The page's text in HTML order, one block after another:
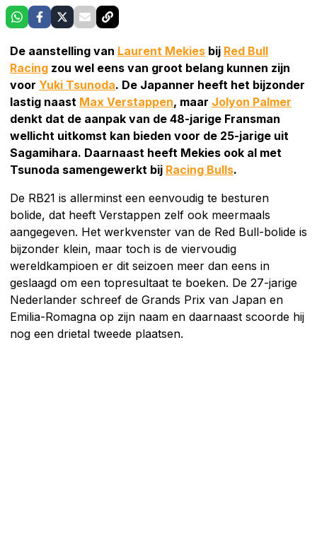
De aanstelling van Laurent Mekies bij Red Bull
Racing zou wel eens van groot belang kunnen zijn
voor Yuki Tsunoda. De Japanner heeft het bijzonder
lastig naast Max Verstappen, maar Jolyon Palmer
denkt dat de aanpak van de 48-jarige Fransman
wellicht uitkomst kan bieden voor de 25-jarige uit
Sagamihara. Daarnaast heeft Mekies ook al met
Tsunoda samengewerkt bij Racing Bulls.
De RB21 is allerminst een eenvoudig te besturen
bolide, dat heeft Verstappen zelf ook meermaals
aangegeven. Het werkvenster van de Red Bull-bolide is
bijzonder klein, maar toch is de viervoudig
wereldkampioen er dit seizoen meer dan eens in
geslaagd om een topresultaat te boeken. De 27-jarige
Nederlander schreef de Grands Prix van Japan en
Emilia-Romagna op zijn naam en daarnaast scoorde hij
nog een drietal tweede plaatsen.